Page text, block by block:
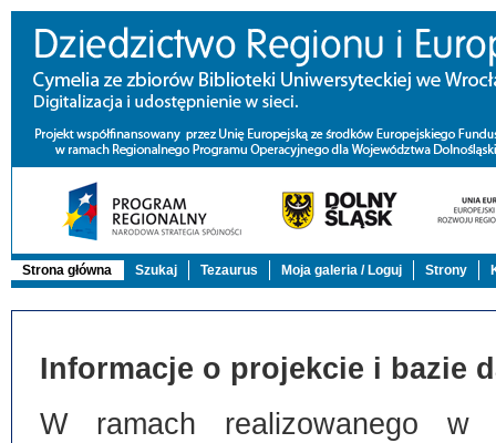
Strona główna Szukaj Tezaurus Moja galeria / Loguj Strony
Informacje o projekcie i bazie
W ramach realizowanego w